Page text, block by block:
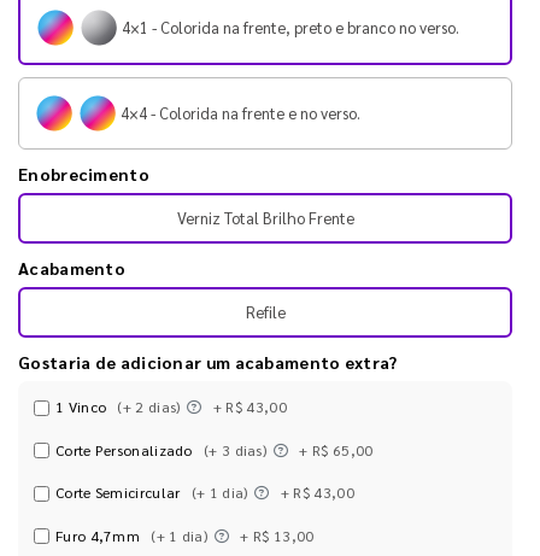
4×1 - Colorida na frente, preto e branco no verso.
4×4 - Colorida na frente e no verso.
Enobrecimento
Verniz Total Brilho Frente
Acabamento
Refile
Gostaria de adicionar um acabamento extra?
1 Vinco (+ 2 dias) + R$ 43,00
Corte Personalizado (+ 3 dias) + R$ 65,00
Corte Semicircular (+ 1 dia) + R$ 43,00
Furo 4,7mm (+ 1 dia) + R$ 13,00